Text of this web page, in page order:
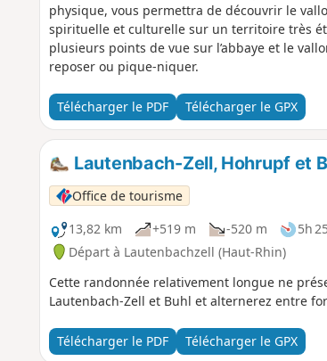
physique, vous permettra de découvrir le
spirituelle et culturelle sur un territoire très
plusieurs points de vue sur l’abbaye et le
reposer ou pique-niquer.
Télécharger le PDF Télécharger le GPX
Lautenbach-Zell, Hohrupf et
Office de tourisme
13,82 km
+519 m -520 m 5h 25
Départ à Lautenbachzell (Haut-Rhin)
Cette randonnée relativement longue ne
Lautenbach-Zell et Buhl et alternerez entre
Télécharger le PDF Télécharger le GPX